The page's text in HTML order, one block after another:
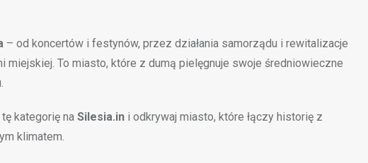
– od koncertów i festynów, przez działania samorządu i rewitalizacje
To miasto, które z dumą pielęgnuje swoje średniowieczne
kategorię na Silesia.in i odkrywaj miasto, które łączy historię z
klimatem.